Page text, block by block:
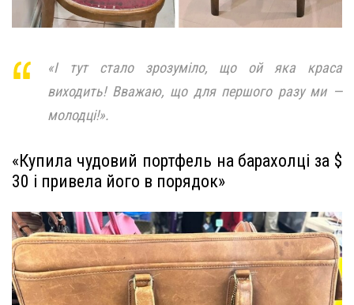
«І тут стало зрозуміло, що ой яка краса
виходить! Вважаю, що для першого разу ми —
молодці!».
«Купила чудовий портфель на барахолці за $
30 і привела його в порядок»